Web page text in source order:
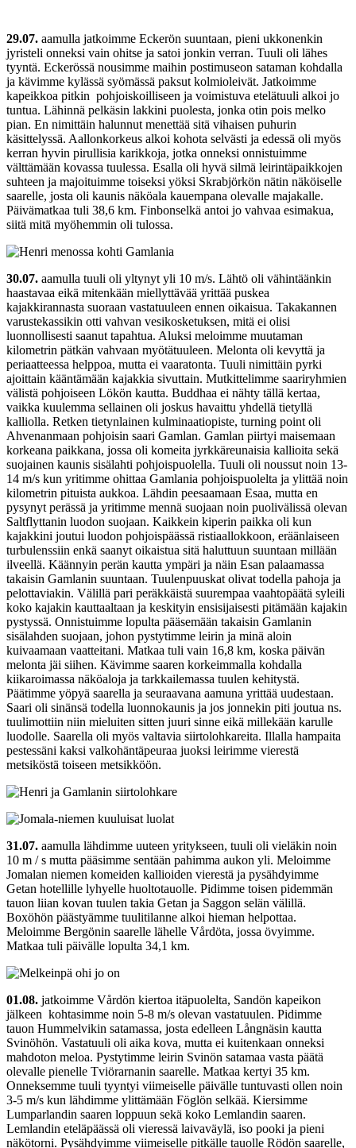
29.07. aamulla jatkoimme Eckerön suuntaan, pieni ukkonenkin
jyristeli onneksi vain ohitse ja satoi jonkin verran. Tuuli oli lähes
tyyntä. Eckerössä nousimme maihin postimuseon sataman kohdalla
ja kävimme kylässä syömässä paksut kolmioleivät. Jatkoimme
kapeikkoa pitkin pohjoiskoilliseen ja voimistuva etelätuuli alkoi jo
tuntua. Lähinnä pelkäsin lakkini puolesta, jonka otin pois melko
pian. En nimittäin halunnut menettää sitä vihaisen puhurin
käsittelyssä. Aallonkorkeus alkoi kohota selvästi ja edessä oli myös
kerran hyvin pirullisia karikkoja, jotka onneksi onnistuimme
välttämään kovassa tuulessa. Esalla oli hyvä silmä leirintäpaikkojen
suhteen ja majoituimme toiseksi yöksi Skrabjörkön nätin näköiselle
saarelle, josta oli kaunis näköala kauempana olevalle majakalle.
Päivämatkaa tuli 38,6 km. Finbonselkä antoi jo vahvaa esimakua,
siitä mitä myöhemmin oli tulossa.
30.07. aamulla tuuli oli yltynyt yli 10 m/s. Lähtö oli vähintäänkin
haastavaa eikä mitenkään miellyttävää yrittää puskea
kajakkirannasta suoraan vastatuuleen ennen oikaisua. Takakannen
varustekassikin otti vahvan vesikosketuksen, mitä ei olisi
luonnollisesti saanut tapahtua. Aluksi meloimme muutaman
kilometrin pätkän vahvaan myötätuuleen. Melonta oli kevyttä ja
periaatteessa helppoa, mutta ei vaaratonta. Tuuli nimittäin pyrki
ajoittain kääntämään kajakkia sivuttain. Mutkittelimme saariryhmien
välistä pohjoiseen Lökön kautta. Buddhaa ei nähty tällä kertaa,
vaikka kuulemma sellainen oli joskus havaittu yhdellä tietyllä
kalliolla. Retken tietynlainen kulminaatiopiste, turning point oli
Ahvenanmaan pohjoisin saari Gamlan. Gamlan piirtyi maisemaan
korkeana paikkana, jossa oli komeita jyrkkäreunaisia kallioita sekä
suojainen kaunis sisälahti pohjoispuolella. Tuuli oli noussut noin 13-
14 m/s kun yritimme ohittaa Gamlania pohjoispuolelta ja ylittää noin
kilometrin pituista aukkoa. Lähdin peesaamaan Esaa, mutta en
pysynyt perässä ja yritimme mennä suojaan noin puolivälissä olevan
Saltflyttanin luodon suojaan. Kaikkein kiperin paikka oli kun
kajakkini joutui luodon pohjoispäässä ristiaallokkoon, eräänlaiseen
turbulenssiin enkä saanyt oikaistua sitä haluttuun suuntaan millään
ilveellä. Käännyin perän kautta ympäri ja näin Esan palaamassa
takaisin Gamlanin suuntaan. Tuulenpuuskat olivat todella pahoja ja
pelottaviakin. Välillä pari peräkkäistä suurempaa vaahtopäätä syleili
koko kajakin kauttaaltaan ja keskityin ensisijaisesti pitämään kajakin
pystyssä. Onnistuimme lopulta pääsemään takaisin Gamlanin
sisälahden suojaan, johon pystytimme leirin ja minä aloin
kuivaamaan vaatteitani. Matkaa tuli vain 16,8 km, koska päivän
melonta jäi siihen. Kävimme saaren korkeimmalla kohdalla
kiikaroimassa näköaloja ja tarkkailemassa tuulen kehitystä.
Päätimme yöpyä saarella ja seuraavana aamuna yrittää uudestaan.
Saari oli sinänsä todella luonnokaunis ja jos jonnekin piti joutua ns.
tuulimottiin niin mieluiten sitten juuri sinne eikä millekään karulle
luodolle. Saarella oli myös valtavia siirtolohkareita. Illalla hampaita
pestessäni kaksi valkohäntäpeuraa juoksi leirimme vierestä
metsiköstä toiseen metsikköön.
31.07. aamulla lähdimme uuteen yritykseen, tuuli oli vieläkin noin
10 m / s mutta pääsimme sentään pahimma aukon yli. Meloimme
Jomalan niemen komeiden kallioiden vierestä ja pysähdyimme
Getan hotellille lyhyelle huoltotauolle. Pidimme toisen pidemmän
tauon liian kovan tuulen takia Getan ja Saggon selän välillä.
Boxöhön päästyämme tuulitilanne alkoi hieman helpottaa.
Meloimme Bergönin saarelle lähelle Vårdöta, jossa övyimme.
Matkaa tuli päivälle lopulta 34,1 km.
01.08. jatkoimme Vårdön kiertoa itäpuolelta, Sandön kapeikon
jälkeen kohtasimme noin 5-8 m/s olevan vastatuulen. Pidimme
tauon Hummelvikin satamassa, josta edelleen Långnäsin kautta
Svinöhön. Vastatuuli oli aika kova, mutta ei kuitenkaan onneksi
mahdoton meloa. Pystytimme leirin Svinön satamaa vasta päätä
olevalle pienelle Tviörarnanin saarelle. Matkaa kertyi 35 km.
Onneksemme tuuli tyyntyi viimeiselle päivälle tuntuvasti ollen noin
3-5 m/s kun lähdimme ylittämään Föglön selkää. Kiersimme
Lumparlandin saaren loppuun sekä koko Lemlandin saaren.
Lemlandin eteläpäässä oli vieressä laivaväylä, iso pooki ja pieni
näkötorni. Pysähdyimme viimeiselle pitkälle tauolle Rödön saarelle,